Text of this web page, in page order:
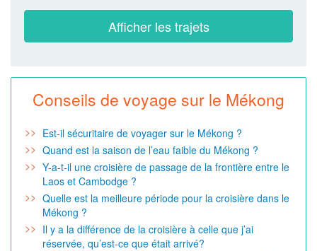
Conseils de voyage sur le Mékong
Est-il sécuritaire de voyager sur le Mékong ?
Quand est la saison de l’eau faible du Mékong ?
Y-a-t-il une croisière de passage de la frontière entre le
Laos et Cambodge ?
Quelle est la meilleure période pour la croisière dans le
Mékong ?
Il y a la différence de la croisière à celle que j’ai
réservée, qu’est-ce que était arrivé?